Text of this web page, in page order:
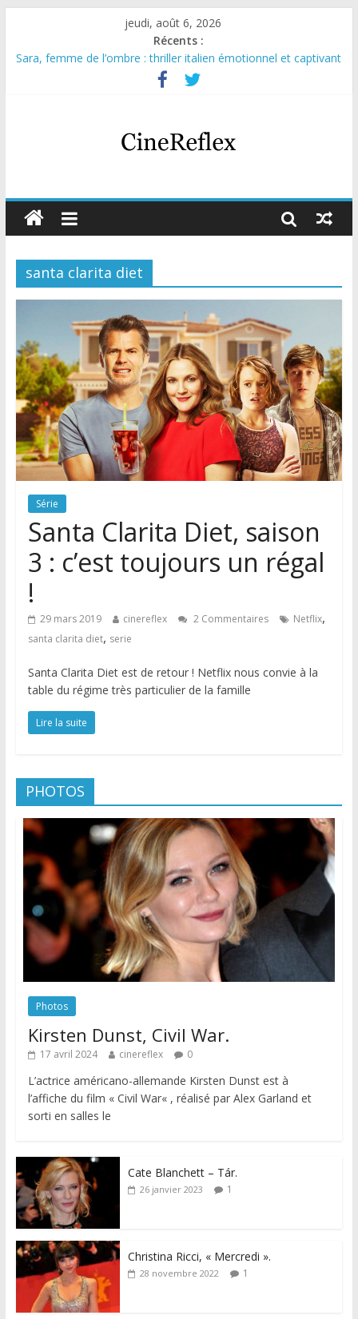
jeudi, août 6, 2026
Récents :
Sara, femme de l’ombre : thriller italien émotionnel et captivant
Journal d’une fille larguée : nouvelle série suédoise sur Netflix
Aema : mini-série sur le tournage d’un film érotique devenu
Glass Heart : excellente série musicale avec Takeru Satō
Olympo, saison 1 : nouvelle série qui séduira les fans de
santa clarita diet
Série
Santa Clarita Diet, saison
3 : c’est toujours un régal
!
29 mars 2019 cinereflex 2 Commentaires Netflix,
santa clarita diet, serie
Santa Clarita Diet est de retour ! Netflix nous convie à la
table du régime très particulier de la famille
Lire la suite
PHOTOS
Photos
Kirsten Dunst, Civil War.
17 avril 2024 cinereflex 0
L’actrice américano-allemande Kirsten Dunst est à
l’affiche du film « Civil War« , réalisé par Alex Garland et
sorti en salles le
Cate Blanchett – Tár.
26 janvier 2023 1
Christina Ricci, « Mercredi ».
28 novembre 2022 1